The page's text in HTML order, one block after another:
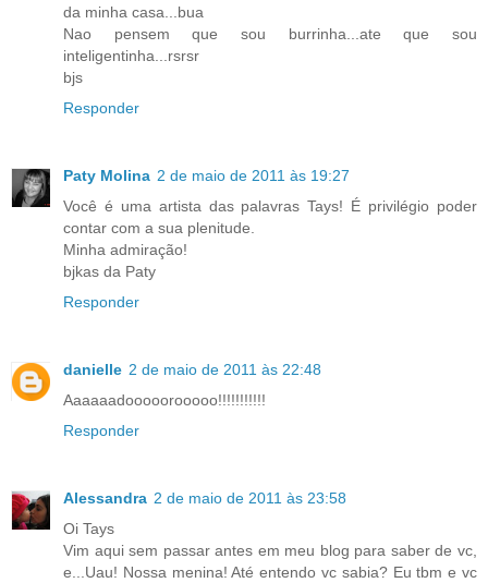
da minha casa...bua
Nao pensem que sou burrinha...ate que sou
inteligentinha...rsrsr
bjs
Responder
Paty Molina 2 de maio de 2011 às 19:27
Você é uma artista das palavras Tays! É privilégio poder
contar com a sua plenitude.
Minha admiração!
bjkas da Paty
Responder
danielle 2 de maio de 2011 às 22:48
Aaaaaadooooorooooo!!!!!!!!!!!
Responder
Alessandra 2 de maio de 2011 às 23:58
Oi Tays
Vim aqui sem passar antes em meu blog para saber de vc,
e...Uau! Nossa menina! Até entendo vc sabia? Eu tbm e vc